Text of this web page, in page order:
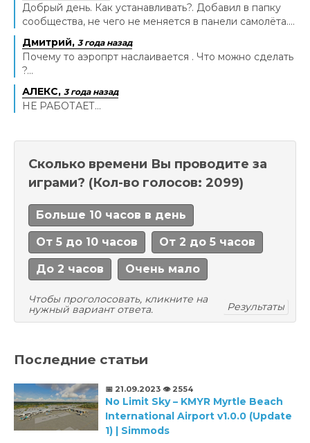
Добрый день. Как устанавливать?. Добавил в папку
сообщества, не чего не меняется в панели самолёта....
Дмитрий, 3 года назад
Почему то аэропрт наслаивается . Что можно сделать
?...
АЛЕКС, 3 года назад
НЕ РАБОТАЕТ...
Сколько времени Вы проводите за
играми? (Кол-во голосов: 2099)
Больше 10 часов в день
От 5 до 10 часов От 2 до 5 часов
До 2 часов Очень мало
Чтобы проголосовать, кликните на
нужный вариант ответа.
Результаты
Последние статьи
📅 21.09.2023 👁️ 2554
No Limit Sky – KMYR Myrtle Beach
International Airport v1.0.0 (Update
1) | Simmods